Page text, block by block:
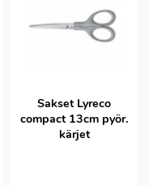
Sakset Lyreco
compact 13cm pyör.
kärjet